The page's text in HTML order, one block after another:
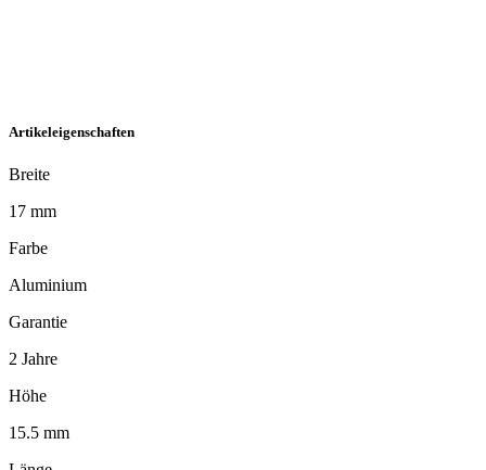
Artikeleigenschaften
Breite
17 mm
Farbe
Aluminium
Garantie
2 Jahre
Höhe
15.5 mm